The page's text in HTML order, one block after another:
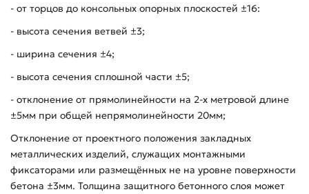
- от торцов до консольных опорных плоскостей ±16:
- высота сечения ветвей ±3;
- ширина сечения ±4;
- высота сечения сплошной части ±5;
- отклонение от прямолинейности на 2-х метровой длине
±5мм при общей непрямолинейности 20мм;
Отклонение от проектного положения закладных
металлических изделий, служащих монтажными
фиксаторами или размещённых не на уровне поверхности
бетона ±3мм. Толщина защитного бетонного слоя может